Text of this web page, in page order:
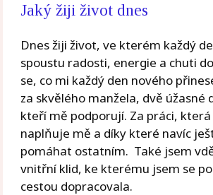
Jaký žiji život dnes
Dnes žiji život, ve kterém každý
spoustu radosti, energie a chuti
se, co mi každý den nového
za skvělého manžela, dvě úžasné
kteří mě podporují. Za práci,
naplňuje mě a díky které navíc
pomáhat ostatním. Také jsem
vnitřní klid, ke kterému jsem se
cestou dopracovala.